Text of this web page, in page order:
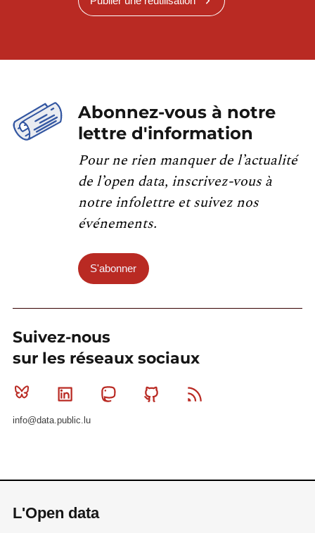
Abonnez-vous à notre
lettre d'information
Pour ne rien manquer de l’actualité
de l’open data, inscrivez-vous à
notre infolettre et suivez nos
événements.
S'abonner
Suivez-nous
sur les réseaux sociaux
Bluesky Linkedin MastodonGithub
info@data.public.lu
L'Open data